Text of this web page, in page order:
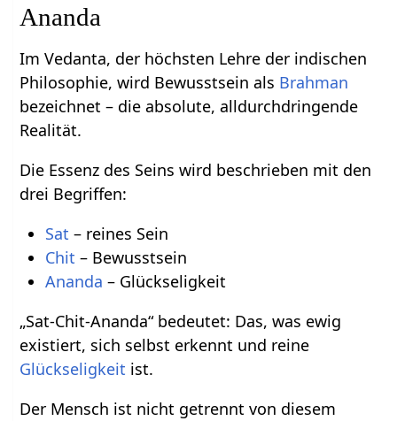
Ananda
Im Vedanta, der höchsten Lehre der indischen
Philosophie, wird Bewusstsein als Brahman
bezeichnet – die absolute, alldurchdringende
Realität.
Die Essenz des Seins wird beschrieben mit den
drei Begriffen:
Sat – reines Sein
Chit – Bewusstsein
Ananda – Glückseligkeit
„Sat-Chit-Ananda“ bedeutet: Das, was ewig
existiert, sich selbst erkennt und reine
Glückseligkeit ist.
Der Mensch ist nicht getrennt von diesem